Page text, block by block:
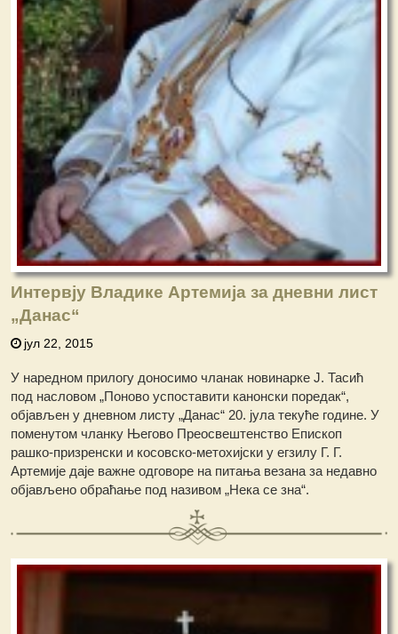
Интервју Владике Артемија за дневни лист
„Данас“
јул 22, 2015
У наредном прилогу доносимо чланак новинарке Ј. Тасић
под насловом „Поново успоставити канонски поредак“,
објављен у дневном листу „Данас“ 20. јула текуће године. У
поменутом чланку Његово Преосвештенство Епископ
рашко-призренски и косовско-метохијски у егзилу Г. Г.
Артемије даје важне одговоре на питања везана за недавно
објављено обраћање под називом „Нека се зна“.